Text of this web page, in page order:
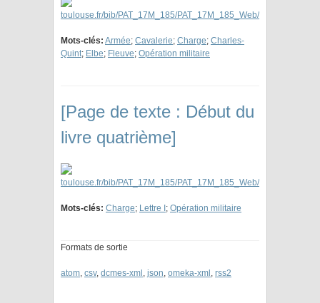
Mots-clés: Armée; Cavalerie; Charge; Charles-
Quint; Elbe; Fleuve; Opération militaire
[Page de texte : Début du
livre quatrième]
Mots-clés: Charge; Lettre I ; Opération militaire
Formats de sortie
atom, csv, dcmes-xml , json, omeka-xml , rss2